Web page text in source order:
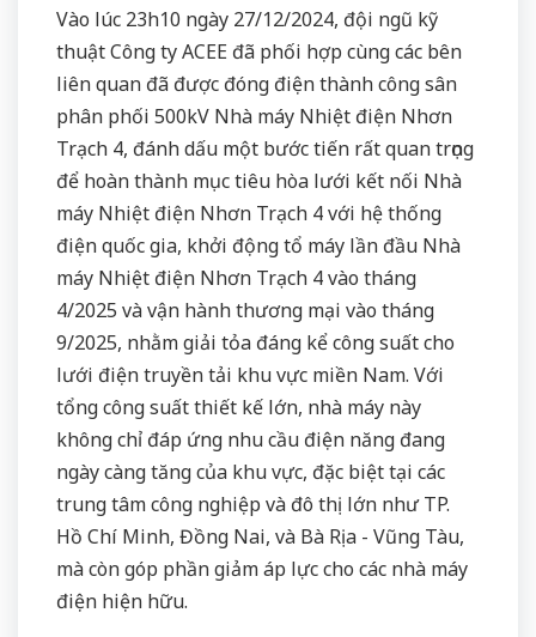
Vào lúc 23h10 ngày 27/12/2024, đội ngũ kỹ
thuật Công ty ACEE đã phối hợp cùng các bên
liên quan đã được đóng điện thành công sân
phân phối 500kV Nhà máy Nhiệt điện Nhơn
Trạch 4, đánh dấu một bước tiến rất quan trọng
để hoàn thành mục tiêu hòa lưới kết nối Nhà
máy Nhiệt điện Nhơn Trạch 4 với hệ thống
điện quốc gia, khởi động tổ máy lần đầu Nhà
máy Nhiệt điện Nhơn Trạch 4 vào tháng
4/2025 và vận hành thương mại vào tháng
9/2025, nhằm giải tỏa đáng kể công suất cho
lưới điện truyền tải khu vực miền Nam. Với
tổng công suất thiết kế lớn, nhà máy này
không chỉ đáp ứng nhu cầu điện năng đang
ngày càng tăng của khu vực, đặc biệt tại các
trung tâm công nghiệp và đô thị lớn như TP.
Hồ Chí Minh, Đồng Nai, và Bà Rịa - Vũng Tàu,
mà còn góp phần giảm áp lực cho các nhà máy
điện hiện hữu.